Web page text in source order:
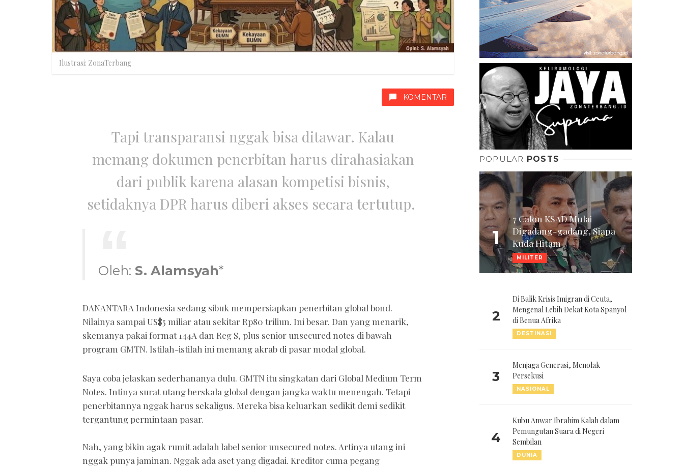
Ilustrasi: ZonaTerbang
KOMENTAR
Tapi transparansi nggak bisa ditawar. Kalau
memang dokumen penerbitan harus dirahasiakan
dari publik karena alasan kompetisi bisnis,
setidaknya DPR harus diberi akses secara tertutup.
Oleh: S. Alamsyah*
DANANTARA Indonesia sedang sibuk mempersiapkan penerbitan global bond.
Nilainya sampai US$5 miliar atau sekitar Rp80 triliun. Ini besar. Dan yang menarik,
skemanya pakai format 144A dan Reg S, plus senior unsecured notes di bawah
program GMTN. Istilah-istilah ini memang akrab di pasar modal global.
Saya coba jelaskan sederhananya dulu. GMTN itu singkatan dari Global Medium Term
Notes. Intinya surat utang berskala global dengan jangka waktu menengah. Tetapi
penerbitannya nggak harus sekaligus. Mereka bisa keluarkan sedikit demi sedikit
tergantung permintaan pasar.
Nah, yang bikin agak rumit adalah label senior unsecured notes. Artinya utang ini
nggak punya jaminan. Nggak ada aset yang digadai. Kreditor cuma pegang
POPULAR POSTS
1
7 Calon KSAD Mulai
Digadang-gadang, Siapa
Kuda Hitam
MILITER
2
Di Balik Krisis Imigran di Ceuta,
Mengenal Lebih Dekat Kota Spanyol
di Benua Afrika
DESTINASI
3
Menjaga Generasi, Menolak
Persekusi
NASIONAL
4
Kubu Anwar Ibrahim Kalah dalam
Pemungutan Suara di Negeri
Sembilan
DUNIA